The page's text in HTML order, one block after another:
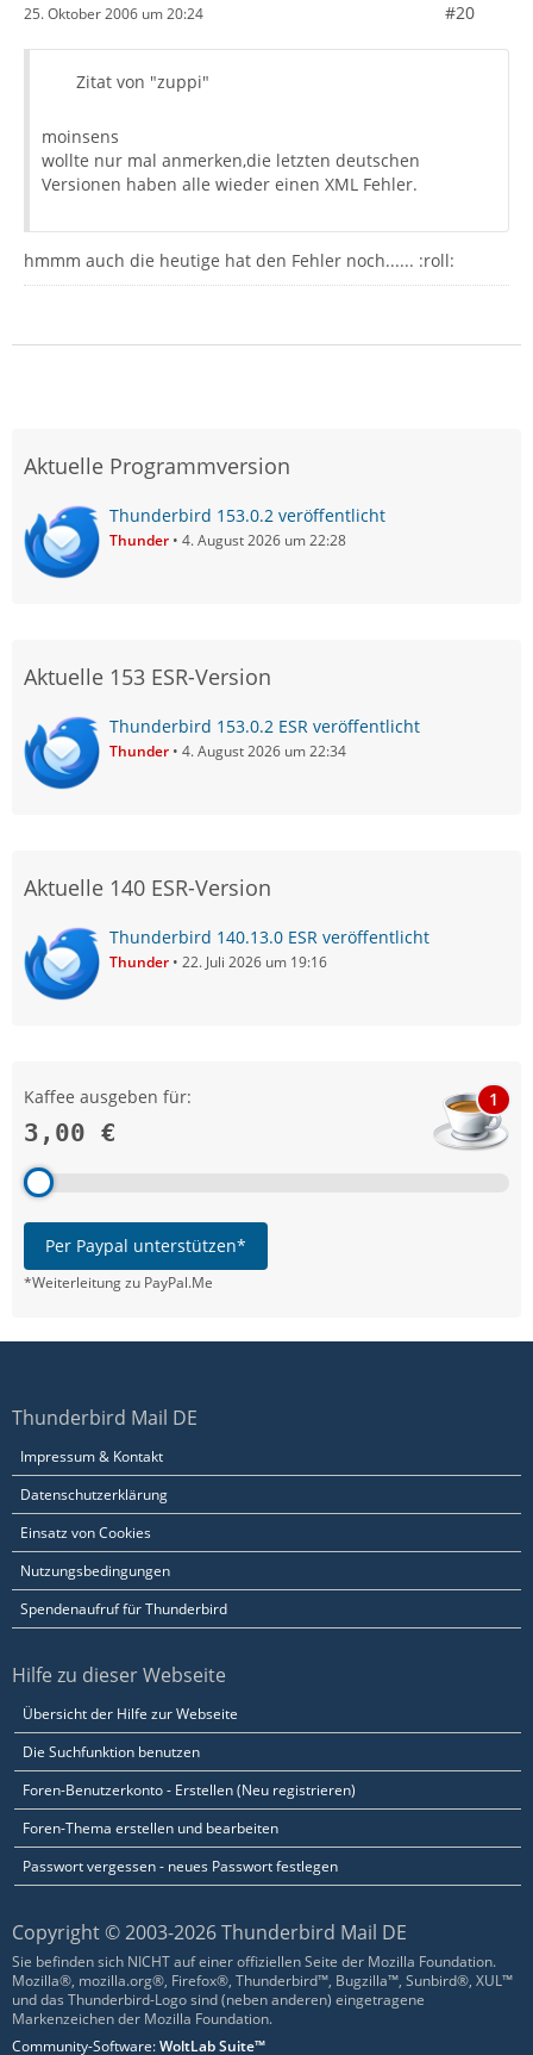
25. Oktober 2006 um 20:24 #20
Zitat von "zuppi"
moinsens
wollte nur mal anmerken,die letzten deutschen
Versionen haben alle wieder einen XML Fehler.
hmmm auch die heutige hat den Fehler noch...... :roll:
Aktuelle Programmversion
Thunderbird 153.0.2 veröffentlicht
Thunder 4. August 2026 um 22:28
Aktuelle 153 ESR-Version
Thunderbird 153.0.2 ESR veröffentlicht
Thunder 4. August 2026 um 22:34
Aktuelle 140 ESR-Version
Thunderbird 140.13.0 ESR veröffentlicht
Thunder 22. Juli 2026 um 19:16
Kaffee ausgeben für:
3,00 €
1
Per Paypal unterstützen*
*Weiterleitung zu PayPal.Me
Thunderbird Mail DE
Impressum & Kontakt
Datenschutzerklärung
Einsatz von Cookies
Nutzungsbedingungen
Spendenaufruf für Thunderbird
Hilfe zu dieser Webseite
Übersicht der Hilfe zur Webseite
Die Suchfunktion benutzen
Foren-Benutzerkonto - Erstellen (Neu registrieren)
Foren-Thema erstellen und bearbeiten
Passwort vergessen - neues Passwort festlegen
Copyright © 2003-2026 Thunderbird Mail DE
Sie befinden sich NICHT auf einer offiziellen Seite der Mozilla Foundation.
Mozilla®, mozilla.org®, Firefox®, Thunderbird™, Bugzilla™, Sunbird®, XUL™
und das Thunderbird-Logo sind (neben anderen) eingetragene
Markenzeichen der Mozilla Foundation.
Community-Software:WoltLab Suite™